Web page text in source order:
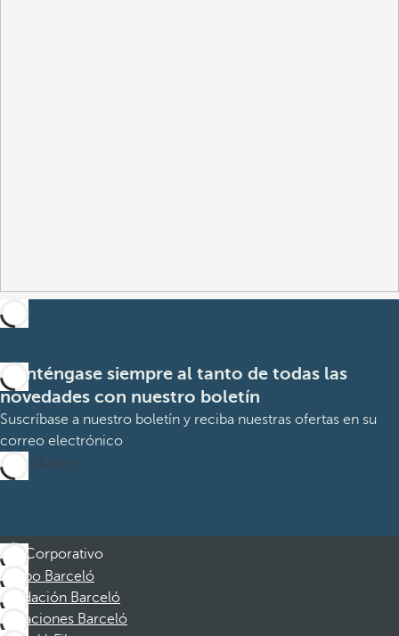
Manténgase siempre al tanto de todas las
novedades con nuestro boletín
Suscríbase a nuestro boletín y reciba nuestras ofertas en su
correo electrónico
Suscribirme
Corporativo
Grupo Barceló
Fundación Barceló
Vacaciones Barceló